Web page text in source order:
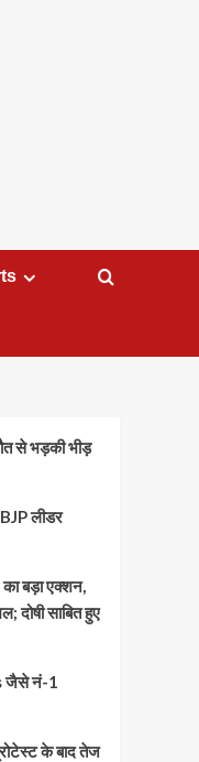
से भड़की भीड़
BJP लीडर
बड़ा एक्शन,
दोषी साबित हुए
जैसे नं-1
के बाद तेज